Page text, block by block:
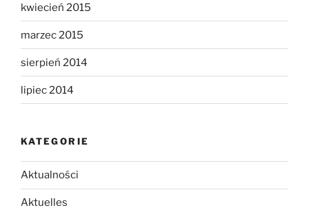
kwiecień 2015
marzec 2015
sierpień 2014
lipiec 2014
KATEGORIE
Aktualności
Aktuelles